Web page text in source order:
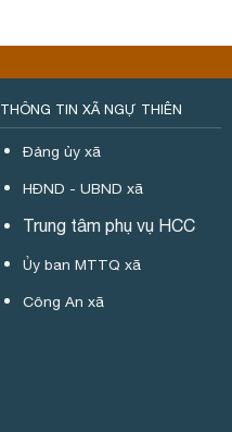
THÔNG TIN XÃ NGỰ THIÊN
Đảng ủy xã
HĐND - UBND xã
Trung tâm phụ vụ HCC
Ủy ban MTTQ xã
Công An xã